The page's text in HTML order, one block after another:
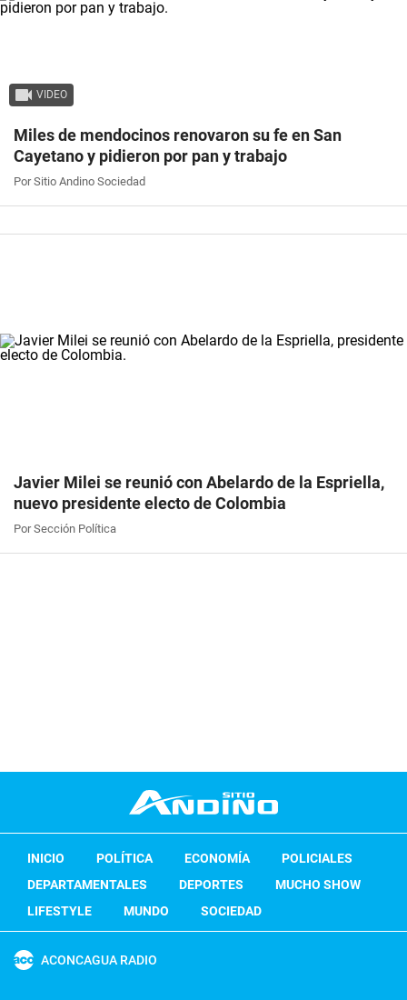
VIDEO
Miles de mendocinos renovaron su fe en San
Cayetano y pidieron por pan y trabajo
Por Sitio Andino Sociedad
Javier Milei se reunió con Abelardo de la Espriella,
nuevo presidente electo de Colombia
Por Sección Política
INICIO POLÍTICA ECONOMÍA
POLICIALES
DEPARTAMENTALES
DEPORTES
MUCHO SHOW
LIFESTYLE
MUNDO SOCIEDAD
ACONCAGUA RADIO